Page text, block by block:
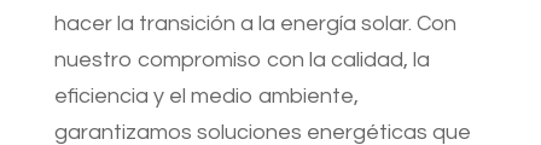
hacer la transición a la energía solar. Con
nuestro compromiso con la calidad, la
eficiencia y el medio ambiente,
garantizamos soluciones energéticas que